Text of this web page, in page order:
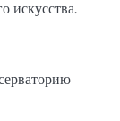
искусства.